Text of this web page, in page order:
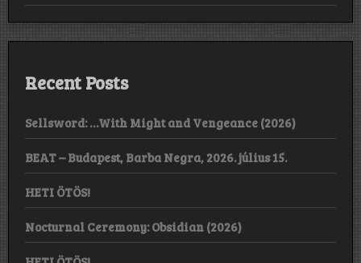
Recent Posts
Sellsword: …With Might and Vengeance (2026)
BEAT – Budapest, Barba Negra, 2026. július 15.
HETI ÖTÖS!
Nocturnal Ceremony: Obsidian (2026)